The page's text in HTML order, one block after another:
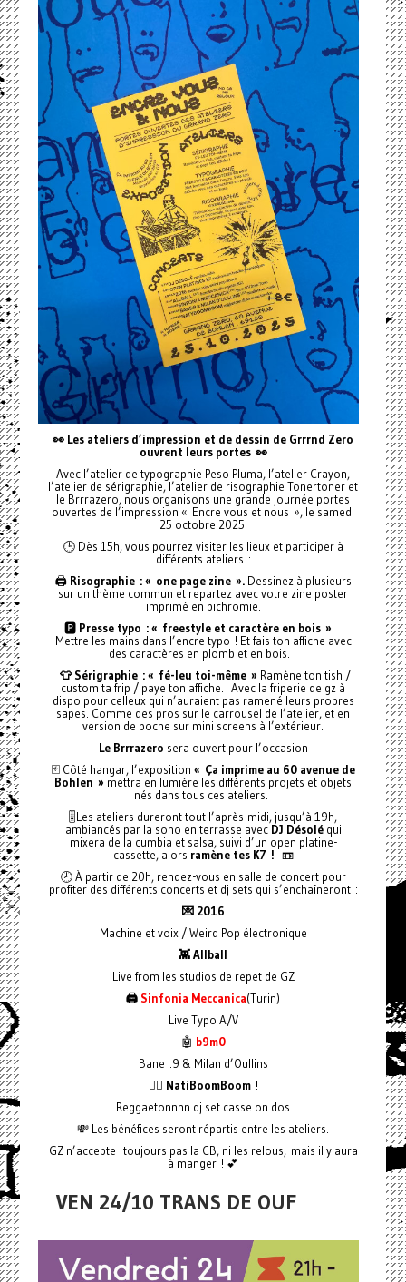
👀 Les ateliers d’impression et de dessin de Grrrnd Zero
ouvrent leurs portes 👀
Avec l’atelier de typographie Peso Pluma, l’atelier Crayon,
l’atelier de sérigraphie, l’atelier de risographie Tonertoner et
le Brrrazero, nous organisons une grande journée portes
ouvertes de l’impression « Encre vous et nous », le samedi
25 octobre 2025.
🕒 Dès 15h, vous pourrez visiter les lieux et participer à
différents ateliers :
🖨️ Risographie : « one page zine ».Dessinez à plusieurs
sur un thème commun et repartez avec votre zine poster
imprimé en bichromie.
🅿️ Presse typo : « freestyle et caractère en bois »
Mettre les mains dans l’encre typo ! Et fais ton affiche avec
des caractères en plomb et en bois.
👕 Sérigraphie : « fé-leu toi-même » Ramène ton tish /
custom ta frip / paye ton affiche. Avec la friperie de gz à
dispo pour celleux qui n’auraient pas ramené leurs propres
sapes. Comme des pros sur le carrousel de l’atelier, et en
version de poche sur mini screens à l’extérieur.
Le Brrrazero sera ouvert pour l’occasion
🃏 Côté hangar, l’exposition « Ça imprime au 60 avenue de
Bohlen » mettra en lumière les différents projets et objets
nés dans tous ces ateliers.
🎚️Les ateliers dureront tout l’après-midi, jusqu’à 19h,
ambiancés par la sono en terrasse avecDJ Désolé qui
mixera de la cumbia et salsa, suivi d’un open platine-
cassette, alors ramène tes K7 ! 📼
🕗 À partir de 20h, rendez-vous en salle de concert pour
profiter des différents concerts et dj sets qui s’enchaîneront :
💌 2016
Machine et voix / Weird Pop électronique
👾 Allball
Live from les studios de repet de GZ
🖨️ Sinfonia Meccanica(Turin)
Live Typo A/V
🤖 b9m0
Bane :9 & Milan d’Oullins
❤️‍🔥 NatiBoomBoom !
Reggaetonnnn dj set casse on dos
💸 Les bénéfices seront répartis entre les ateliers.
GZ n’accepte toujours pas la CB, ni les relous, mais il y aura
à manger ! 💕
VEN 24/10 TRANS DE OUF